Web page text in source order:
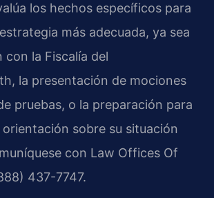
los hechos específicos para
más adecuada, ya sea
con la Fiscalía del
la presentación de mociones
pruebas, o la preparación para
orientación sobre su situación
con Law Offices Of
437-7747.